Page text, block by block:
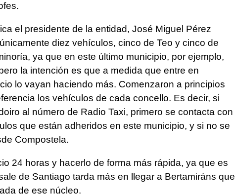
el presidente de la entidad, José Miguel Pérez
diez vehículos, cinco de Teo y cinco de
ya que en este último municipio, por ejemplo,
la intención es que a medida que entre en
lo vayan haciendo más. Comenzaron a principios
los vehículos de cada concello. Es decir, si
al número de Radio Taxi, primero se contacta con
que están adheridos en este municipio, y si no se
Compostela.
24 horas y hacerlo de forma más rápida, ya que es
de Santiago tarda más en llegar a Bertamiráns que
de ese núcleo.